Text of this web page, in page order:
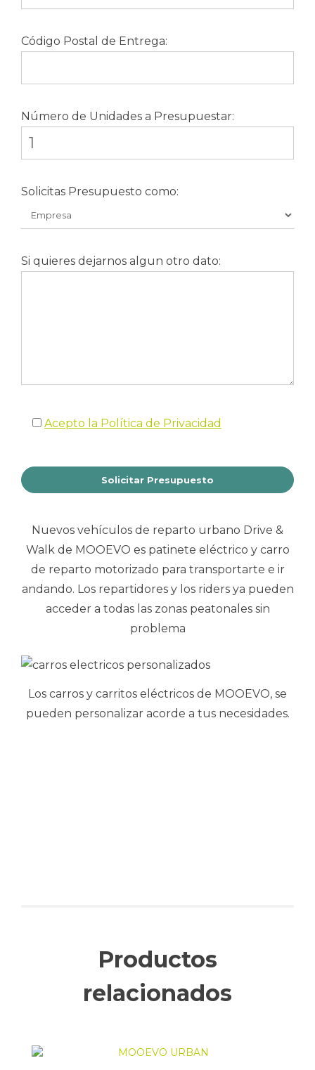
Código Postal de Entrega:
Número de Unidades a Presupuestar:
Solicitas Presupuesto como:
Si quieres dejarnos algun otro dato:
Acepto la Política de Privacidad
Nuevos vehículos de reparto urbano Drive &
Walk de MOOEVO es patinete eléctrico y carro
de reparto motorizado para transportarte e ir
andando. Los repartidores y los riders ya pueden
acceder a todas las zonas peatonales sin
problema
Los carros y carritos eléctricos de MOOEVO, se
pueden personalizar acorde a tus necesidades.
Productos
relacionados